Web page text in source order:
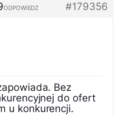
#179356
ODPOWIEDZ
Bez
do ofert
u konkurencji.